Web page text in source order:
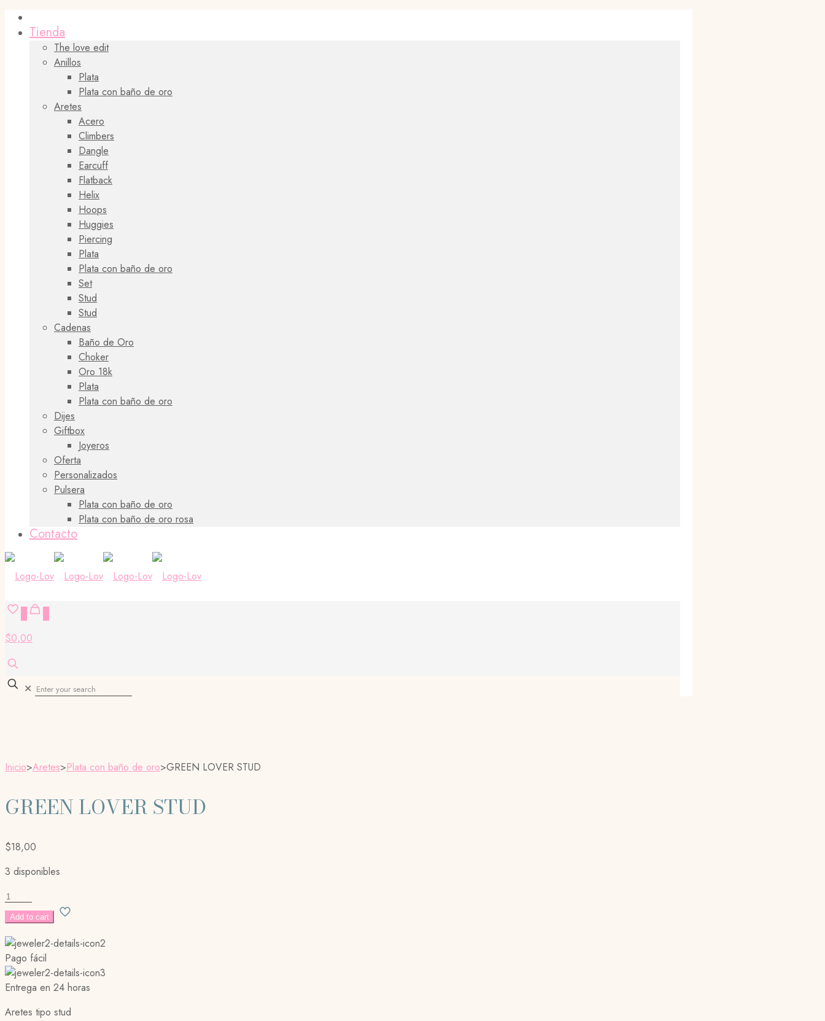
Tienda
The love edit
Anillos
Plata
Plata con baño de oro
Aretes
Acero
Climbers
Dangle
Earcuff
Flatback
Helix
Hoops
Huggies
Piercing
Plata
Plata con baño de oro
Set
Stud
Stud
Cadenas
Baño de Oro
Choker
Oro 18k
Plata
Plata con baño de oro
Dijes
Giftbox
Joyeros
Oferta
Personalizados
Pulsera
Plata con baño de oro
Plata con baño de oro rosa
Contacto
$0,00
✕
Inicio>Aretes>Plata con baño de oro>GREEN LOVER STUD
GREEN LOVER STUD
$18,00
3 disponibles
GREEN
LOVER
STUD
cantidad
Add to cart
Pago fácil
Entrega en 24 horas
Aretes tipo stud